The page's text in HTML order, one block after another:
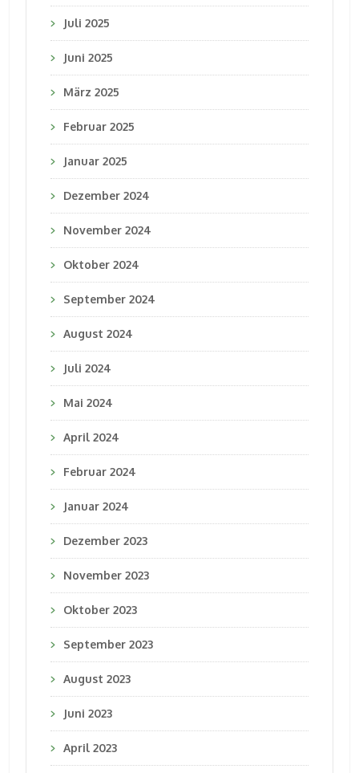
Juli 2025
Juni 2025
März 2025
Februar 2025
Januar 2025
Dezember 2024
November 2024
Oktober 2024
September 2024
August 2024
Juli 2024
Mai 2024
April 2024
Februar 2024
Januar 2024
Dezember 2023
November 2023
Oktober 2023
September 2023
August 2023
Juni 2023
April 2023